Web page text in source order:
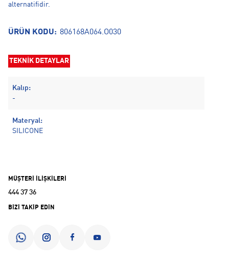
alternatifidir.
ÜRÜN KODU: 806168A064.O030
TEKNİK DETAYLAR
Kalıp:
-
Materyal:
SILICONE
MÜŞTERİ İLİŞKİLERİ
444 37 36
BİZİ TAKİP EDİN